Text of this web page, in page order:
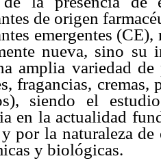
de origen
emergentes
nueva, sino
amplia variedad
fragancias, cremas,
siendo el
en la actualidad
por la naturaleza de
y biológicas.